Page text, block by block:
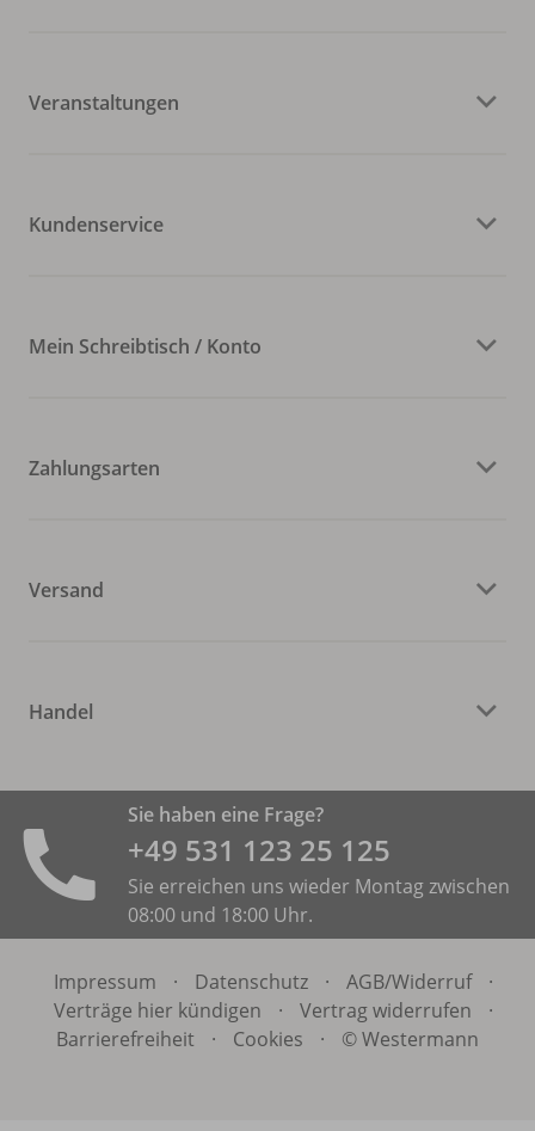
Veranstaltungen
Kundenservice
Mein Schreibtisch / Konto
Zahlungsarten
Versand
Handel
Sie haben eine Frage?
+49 531 ­123 25 125
Sie erreichen uns wieder Montag zwischen
08:00 und 18:00 Uhr.
Impressum · Datenschutz · AGB/Widerruf
·
Verträge hier kündigen
· Vertrag widerrufen
·
Barrierefreiheit
· Cookies · © Westermann